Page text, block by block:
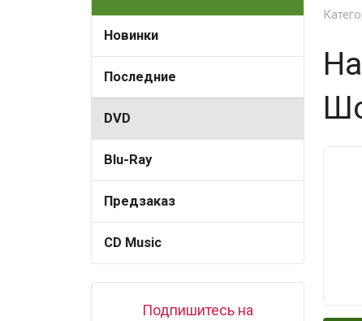
Новинки
Последние
DVD
Blu-Ray
Предзаказ
CD Music
Подпишитесь на